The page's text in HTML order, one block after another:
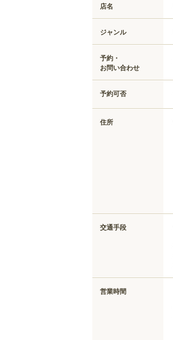
店名
ジャンル
予約・
お問い合わせ
予約可否
住所
交通手段
営業時間